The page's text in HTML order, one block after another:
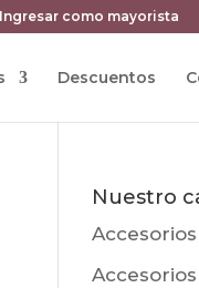
Ingresar como mayorista
Descuentos
Nuestro
Accesorios